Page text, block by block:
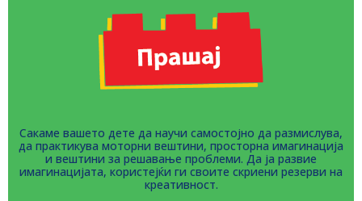
Сакаме вашето дете да научи самостојно да размислува,
да практикува моторни вештини, просторна имагинација
и вештини за решавање проблеми. Да ја развие
имагинацијата, користејќи ги своите скриени резерви на
креативност.